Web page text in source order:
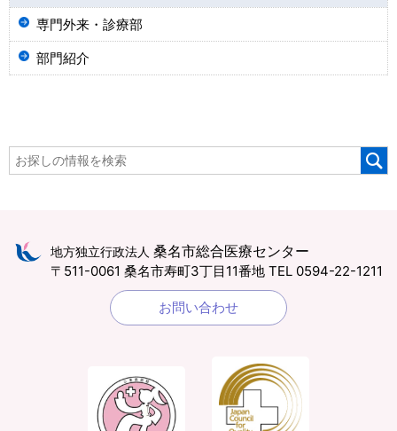
専門外来・診療部
部門紹介
地方独立行政法人 桑名市総合医療センター
〒511-0061 桑名市寿町3丁目11番地 TEL 0594-22-1211
お問い合わせ